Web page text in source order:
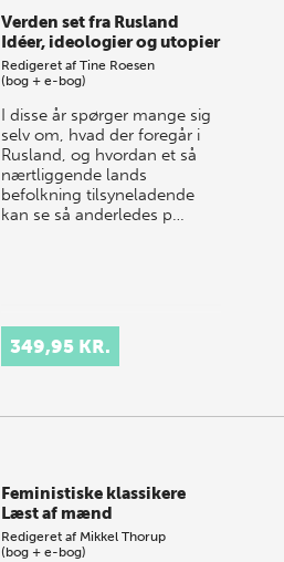
Verden set fra Rusland
Idéer, ideologier og utopier
Redigeret afTine Roesen
(bog + e-bog)
I disse år spørger mange sig
selv om, hvad der foregår i
Rusland, og hvordan et så
nærtliggende lands
befolkning tilsyneladende
kan se så anderledes p…
349,95 KR.
Feministiske klassikere
Læst af mænd
Redigeret af Mikkel Thorup
(bog + e-bog)